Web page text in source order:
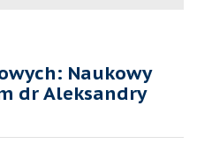
Naukowy
dr Aleksandry